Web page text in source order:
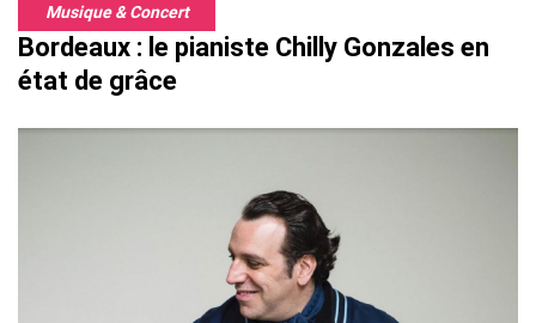
Musique & Concert
Bordeaux : le pianiste Chilly Gonzales en
état de grâce